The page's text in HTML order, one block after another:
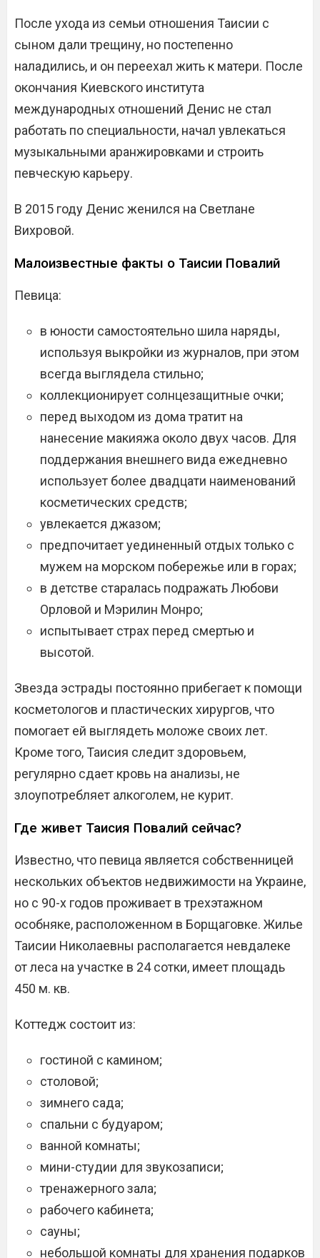
После ухода из семьи отношения Таисии с
сыном дали трещину, но постепенно
наладились, и он переехал жить к матери. После
окончания Киевского института
международных отношений Денис не стал
работать по специальности, начал увлекаться
музыкальными аранжировками и строить
певческую карьеру.
В 2015 году Денис женился на Светлане
Вихровой.
Малоизвестные факты о Таисии Повалий
Певица:
в юности самостоятельно шила наряды,
используя выкройки из журналов, при этом
всегда выглядела стильно;
коллекционирует солнцезащитные очки;
перед выходом из дома тратит на
нанесение макияжа около двух часов. Для
поддержания внешнего вида ежедневно
использует более двадцати наименований
косметических средств;
увлекается джазом;
предпочитает уединенный отдых только с
мужем на морском побережье или в горах;
в детстве старалась подражать Любови
Орловой и Мэрилин Монро;
испытывает страх перед смертью и
высотой.
Звезда эстрады постоянно прибегает к помощи
косметологов и пластических хирургов, что
помогает ей выглядеть моложе своих лет.
Кроме того, Таисия следит здоровьем,
регулярно сдает кровь на анализы, не
злоупотребляет алкоголем, не курит.
Где живет Таисия Повалий сейчас?
Известно, что певица является собственницей
нескольких объектов недвижимости на Украине,
но с 90-х годов проживает в трехэтажном
особняке, расположенном в Борщаговке. Жилье
Таисии Николаевны располагается невдалеке
от леса на участке в 24 сотки, имеет площадь
450 м. кв.
Коттедж состоит из:
гостиной с камином;
столовой;
зимнего сада;
спальни с будуаром;
ванной комнаты;
мини-студии для звукозаписи;
тренажерного зала;
рабочего кабинета;
сауны;
небольшой комнаты для хранения подарков